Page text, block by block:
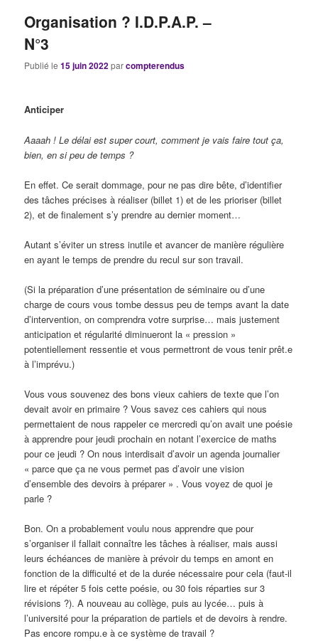
Organisation ? I.D.P.A.P. –
N°3
Publié le15 juin 2022parcompterendus
Anticiper
Aaaah ! Le délai est super court, comment je vais faire tout ça,
bien, en si peu de temps ?
En effet. Ce serait dommage, pour ne pas dire bête, d’identifier
des tâches précises à réaliser (billet 1) et de les prioriser (billet
2), et de finalement s’y prendre au dernier moment…
Autant s’éviter un stress inutile et avancer de manière régulière
en ayant le temps de prendre du recul sur son travail.
(Si la préparation d’une présentation de séminaire ou d’une
charge de cours vous tombe dessus peu de temps avant la date
d’intervention, on comprendra votre surprise… mais justement
anticipation et régularité diminueront la « pression »
potentiellement ressentie et vous permettront de vous tenir prêt.e
à l’imprévu.)
Vous vous souvenez des bons vieux cahiers de texte que l’on
devait avoir en primaire ? Vous savez ces cahiers qui nous
permettaient de nous rappeler ce mercredi qu’on avait une poésie
à apprendre pour jeudi prochain en notant l’exercice de maths
pour ce jeudi ? On nous interdisait d’avoir un agenda journalier
« parce que ça ne vous permet pas d’avoir une vision
d’ensemble des devoirs à préparer » . Vous voyez de quoi je
parle ?
Bon. On a probablement voulu nous apprendre que pour
s’organiser il fallait connaître les tâches à réaliser, mais aussi
leurs échéances de manière à prévoir du temps en amont en
fonction de la difficulté et de la durée nécessaire pour cela (faut-il
lire et répéter 5 fois cette poésie, ou 30 fois réparties sur 3
révisions ?). A nouveau au collège, puis au lycée… puis à
l’université pour la préparation de partiels et de devoirs à rendre.
Pas encore rompu.e à ce système de travail ?